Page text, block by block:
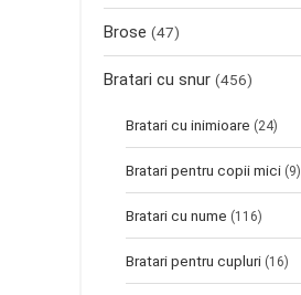
Brose (47)
Bratari cu snur (456)
Bratari cu inimioare (24)
Bratari pentru copii mici (9)
Bratari cu nume (116)
Bratari pentru cupluri (16)